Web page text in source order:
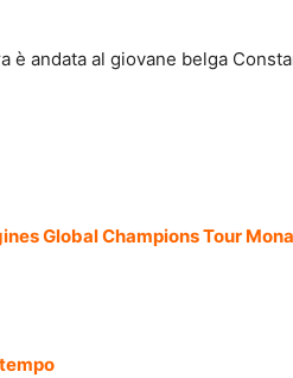
è andata al giovane belga
Global Champions Tour